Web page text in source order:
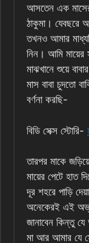
আসতেন এক
ঠাকুমা। যেবছরে
তখনও আমার
নিন। আমি মায়ের
মাঝখানে শুয়ে
মাস বাবা চুদতো
বর্ণনা করছি-
বিডি সেক্স স্টোরি-
তারপর মাকে
মায়ের পেটে হাত
দূর শহরে পাড়ি
অনেকেরই এই
জানাবেন কিন্তু
মা আর আমার যে